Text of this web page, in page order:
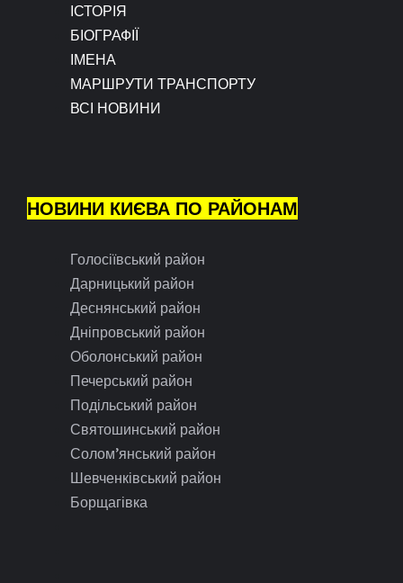
ІСТОРІЯ
БІОГРАФІЇ
ІМЕНА
МАРШРУТИ ТРАНСПОРТУ
ВСІ НОВИНИ
НОВИНИ КИЄВА ПО РАЙОНАМ
Голосіївський район
Дарницький район
Деснянський район
Дніпровський район
Оболонський район
Печерський район
Подільський район
Святошинський район
Солом’янський район
Шевченківський район
Борщагівка